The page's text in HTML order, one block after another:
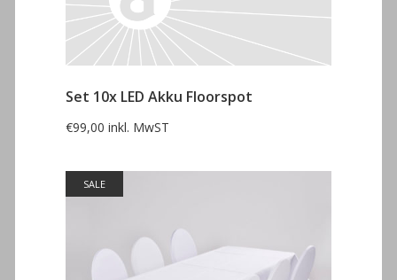
Set 10x LED Akku Floorspot
€99,00 inkl. MwST
SALE